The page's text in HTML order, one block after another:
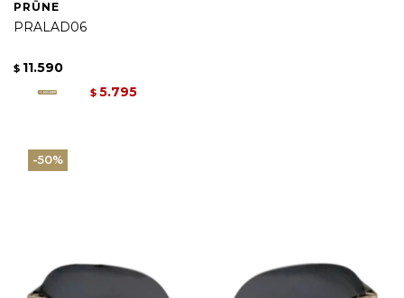
PRÜNE
PRALAD06
$ 11.590
$ 5.795
50